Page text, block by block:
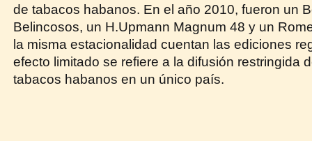
de tabacos habanos. En el año 2010, fueron un
Belincosos, un H.Upmann Magnum 48 y un
la misma estacionalidad cuentan las ediciones
efecto limitado se refiere a la difusión restringida
tabacos habanos en un único país.